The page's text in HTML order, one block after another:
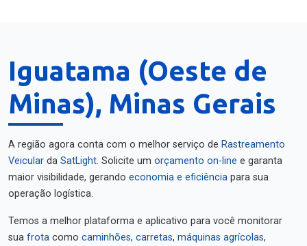
Iguatama (Oeste de
Minas), Minas Gerais
A região agora conta com o melhor serviço de Rastreamento
Veicular da SatLight. Solicite um orçamento on-line e garanta
maior visibilidade, gerando economia e eficiência para sua
operação logística.
Temos a melhor plataforma e aplicativo para você monitorar
sua frota como caminhões, carretas, máquinas agrícolas,